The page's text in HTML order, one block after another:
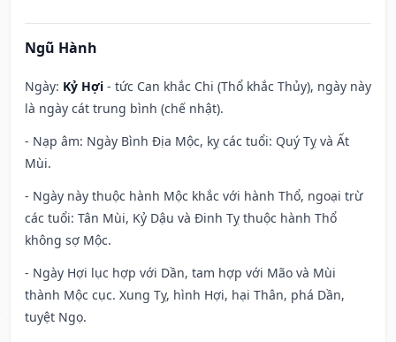
Ngũ Hành
Ngày: Kỷ Hợi - tức Can khắc Chi (Thổ khắc Thủy), ngày này
là ngày cát trung bình (chế nhật).
- Nạp âm: Ngày Bình Địa Mộc, kỵ các tuổi: Quý Tỵ và Ất
Mùi.
- Ngày này thuộc hành Mộc khắc với hành Thổ, ngoại trừ
các tuổi: Tân Mùi, Kỷ Dậu và Đinh Tỵ thuộc hành Thổ
không sợ Mộc.
- Ngày Hợi lục hợp với Dần, tam hợp với Mão và Mùi
thành Mộc cục. Xung Tỵ, hình Hợi, hại Thân, phá Dần,
tuyệt Ngọ.